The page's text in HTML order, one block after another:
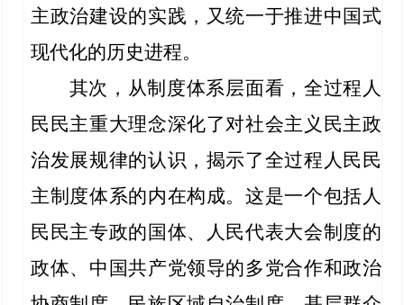
主政治建设的实践，又统一于推进中国式
现代化的历史进程。
其次，从制度体系层面看，全过程人
民民主重大理念深化了对社会主义民主政
治发展规律的认识，揭示了全过程人民民
主制度体系的内在构成。这是一个包括人
民民主专政的国体、人民代表大会制度的
政体、中国共产党领导的多党合作和政治